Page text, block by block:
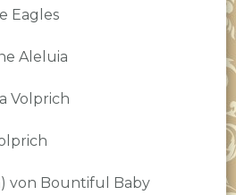
Eagles
Aleluia
Volprich
von Bountiful Baby